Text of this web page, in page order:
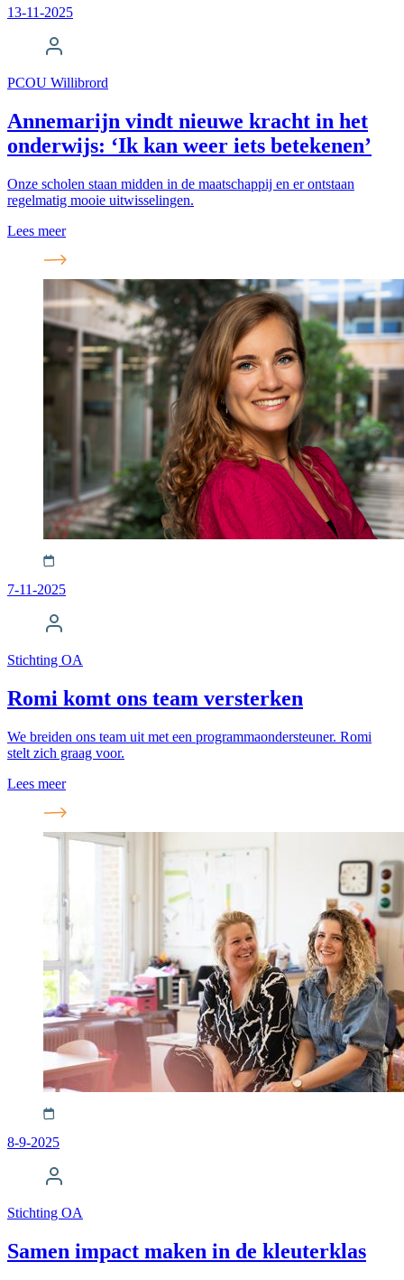
13-11-2025
PCOU Willibrord
Annemarijn vindt nieuwe kracht in het
onderwijs: ‘Ik kan weer iets betekenen’
Onze scholen staan midden in de maatschappij en er ontstaan
regelmatig mooie uitwisselingen.
Lees meer
7-11-2025
Stichting OA
Romi komt ons team versterken
We breiden ons team uit met een programmaondersteuner. Romi
stelt zich graag voor.
Lees meer
8-9-2025
Stichting OA
Samen impact maken in de kleuterklas